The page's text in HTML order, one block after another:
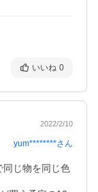
いいね 0
2022/2/10
yum********さん
同じ物を同じ色